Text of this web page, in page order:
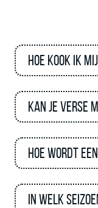
Hoe kook ik
Kan je verse
Hoe wordt
In welk